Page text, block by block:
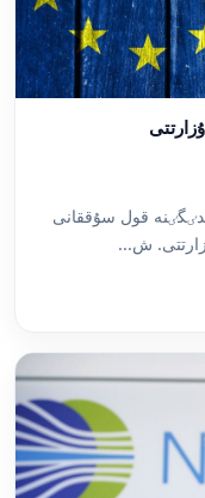
قول سۇققانى
ش...